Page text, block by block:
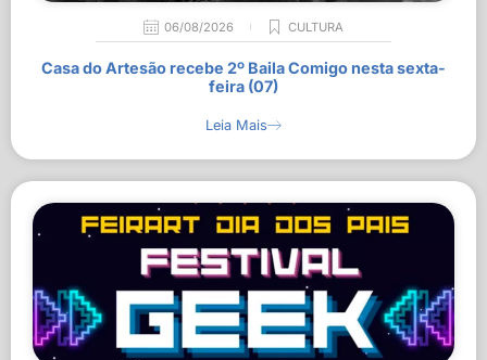
06/08/2026 CULTURA
Casa do Artesão recebe 2º Baila Comigo nesta sexta-
feira (07)
Leia Mais